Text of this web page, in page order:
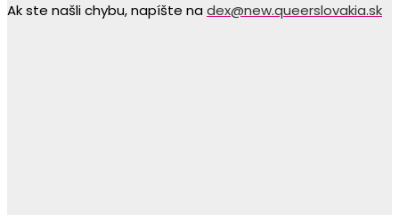
Ak ste našli chybu, napíšte na dex@new.queerslovakia.sk